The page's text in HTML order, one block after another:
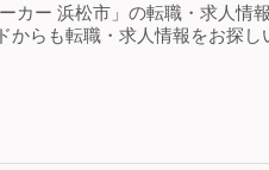
カー 浜松市」の転職・求人情
からも転職・求人情報をお探し